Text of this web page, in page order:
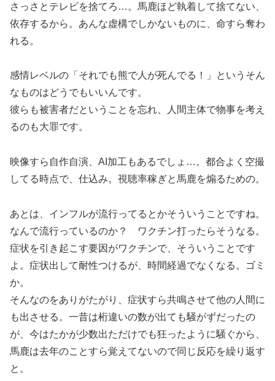
さっさとテレビを捨てろ…。馬鹿ほど執着して捨てない、
依存するから。あんな虚構でしかないものに、命すら奪わ
れる。
感情レベルの「それでも熊で人が死んでる！」というそん
なものはどうでもいいんです。
彼らも被害者だということを忘れ、人間主体で物事を考え
るのも大罪です。
映像すら自作自演、AI加工もあるでしょ…。都合よく空撮
してる時点で、仕込み。視聴率稼ぎと馬鹿を煽るための。
あとは、インフルが流行ってるとかそういうことですね。
なんで流行っているのか？ ワクチン打ったらそうなる。
症状を引き起こす要因がワクチンで、そういうことです
よ。症状出して耐性つけるが、時間経過でなくなる。ゴミ
か。
そんなのをありがたがり、症状すら共鳴させて他の人間に
も出させる。一昔は桁違いの数が出ても騒がずだったの
が、今はたかが少数出ただけでも狂ったように騒ぐから、
馬鹿は去年のことすら覚えてないので同じ反応を繰り返す
と。